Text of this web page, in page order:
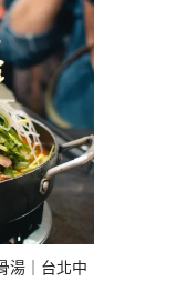
湯｜台北中